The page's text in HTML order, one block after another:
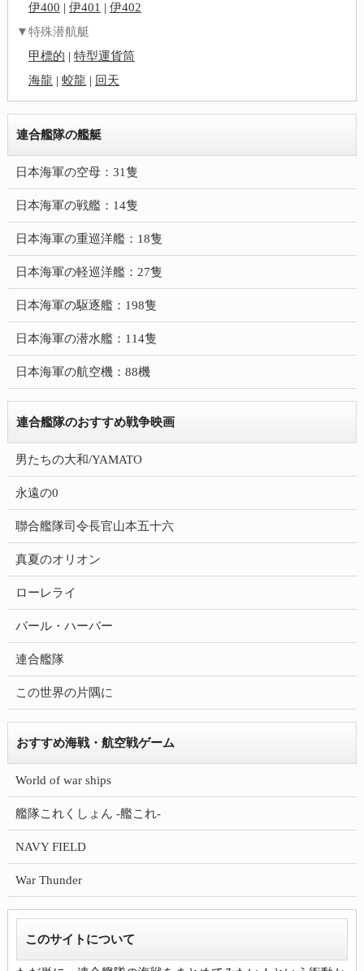
伊400 | 伊401 | 伊402
▼特殊潜航艇
甲標的 | 特型運貨筒
海龍 | 蛟龍 | 回天
連合艦隊の艦艇
日本海軍の空母：31隻
日本海軍の戦艦：14隻
日本海軍の重巡洋艦：18隻
日本海軍の軽巡洋艦：27隻
日本海軍の駆逐艦：198隻
日本海軍の潜水艦：114隻
日本海軍の航空機：88機
連合艦隊のおすすめ戦争映画
男たちの大和/YAMATO
永遠の0
聯合艦隊司令長官山本五十六
真夏のオリオン
ローレライ
パール・ハーバー
連合艦隊
この世界の片隅に
おすすめ海戦・航空戦ゲーム
World of war ships
艦隊これくしょん -艦これ-
NAVY FIELD
War Thunder
このサイトについて